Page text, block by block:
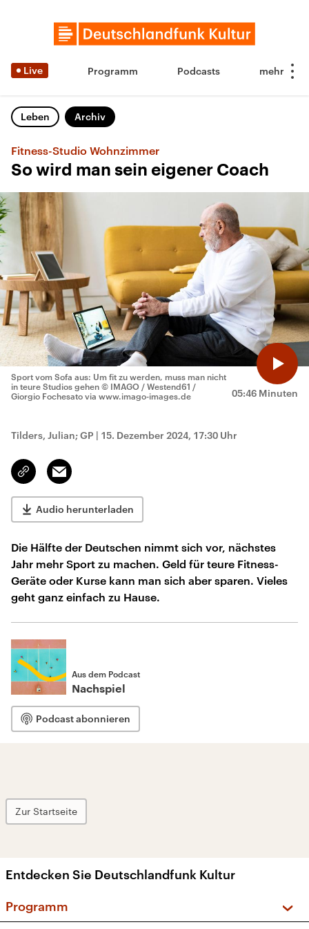
Live Programm Podcasts
Leben Archiv
Fitness-Studio Wohnzimmer
So wird man sein eigener Coach
05:46 Minuten
Sport vom Sofa aus: Um fit zu werden, muss man nicht
in teure Studios gehen © IMAGO / Westend61 /
Giorgio Fochesato via www.imago-images.de
Tilders, Julian; GP | 15. Dezember 2024, 17:30 Uhr
Link
kopieren/teilen
Email
Audio herunterladen
Die Hälfte der Deutschen nimmt sich vor, nächstes
Jahr mehr Sport zu machen. Geld für teure Fitness-
Geräte oder Kurse kann man sich aber sparen. Vieles
geht ganz einfach zu Hause.
Aus dem Podcast
Nachspiel
Podcast abonnieren
Zur Startseite
Entdecken Sie Deutschlandfunk Kultur
Programm